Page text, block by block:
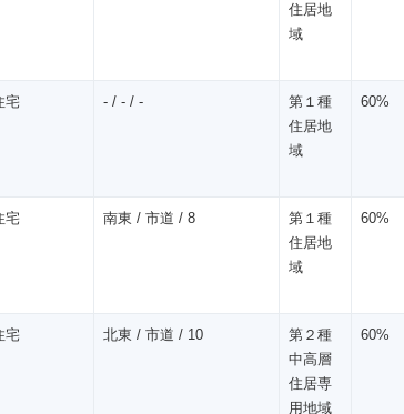
住居地
域
宅 - / - / -
第１種
住居地
域
60%
宅 南東 / 市道 / 8
第１種
住居地
域
60%
宅 北東 / 市道 / 10
第２種
中高層
住居専
用地域
60%